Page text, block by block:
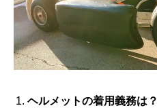
ヘルメットの着用義務は？